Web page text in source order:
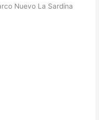
Nuevo La Sardina